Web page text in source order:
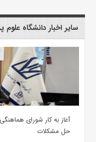
سایر اخبار دانشگاه
آغاز به کار شورای
حل مشکلات